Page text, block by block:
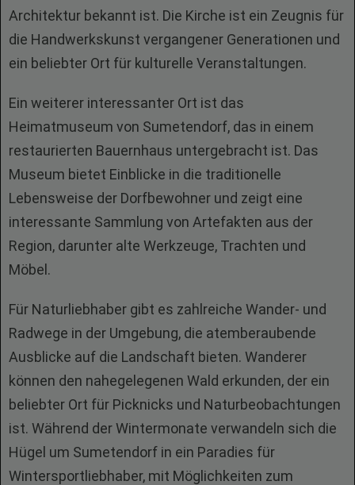
Architektur bekannt ist. Die Kirche ist ein Zeugnis für
die Handwerkskunst vergangener Generationen und
ein beliebter Ort für kulturelle Veranstaltungen.
Ein weiterer interessanter Ort ist das
Heimatmuseum von Sumetendorf, das in einem
restaurierten Bauernhaus untergebracht ist. Das
Museum bietet Einblicke in die traditionelle
Lebensweise der Dorfbewohner und zeigt eine
interessante Sammlung von Artefakten aus der
Region, darunter alte Werkzeuge, Trachten und
Möbel.
Für Naturliebhaber gibt es zahlreiche Wander- und
Radwege in der Umgebung, die atemberaubende
Ausblicke auf die Landschaft bieten. Wanderer
können den nahegelegenen Wald erkunden, der ein
beliebter Ort für Picknicks und Naturbeobachtungen
ist. Während der Wintermonate verwandeln sich die
Hügel um Sumetendorf in ein Paradies für
Wintersportliebhaber, mit Möglichkeiten zum